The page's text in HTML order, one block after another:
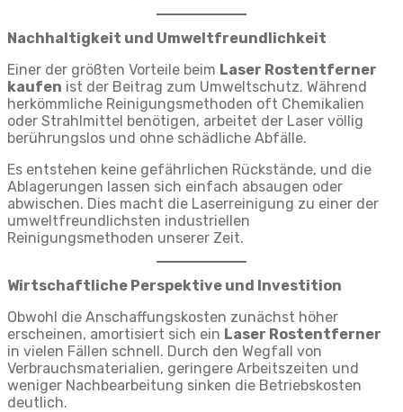
Nachhaltigkeit und Umweltfreundlichkeit
Einer der größten Vorteile beim Laser Rostentferner
kaufen ist der Beitrag zum Umweltschutz. Während
herkömmliche Reinigungsmethoden oft Chemikalien
oder Strahlmittel benötigen, arbeitet der Laser völlig
berührungslos und ohne schädliche Abfälle.
Es entstehen keine gefährlichen Rückstände, und die
Ablagerungen lassen sich einfach absaugen oder
abwischen. Dies macht die Laserreinigung zu einer der
umweltfreundlichsten industriellen
Reinigungsmethoden unserer Zeit.
Wirtschaftliche Perspektive und Investition
Obwohl die Anschaffungskosten zunächst höher
erscheinen, amortisiert sich ein Laser Rostentferner
in vielen Fällen schnell. Durch den Wegfall von
Verbrauchsmaterialien, geringere Arbeitszeiten und
weniger Nachbearbeitung sinken die Betriebskosten
deutlich.